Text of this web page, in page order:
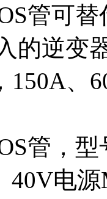
管可
的逆变
150A、
管，
40V电